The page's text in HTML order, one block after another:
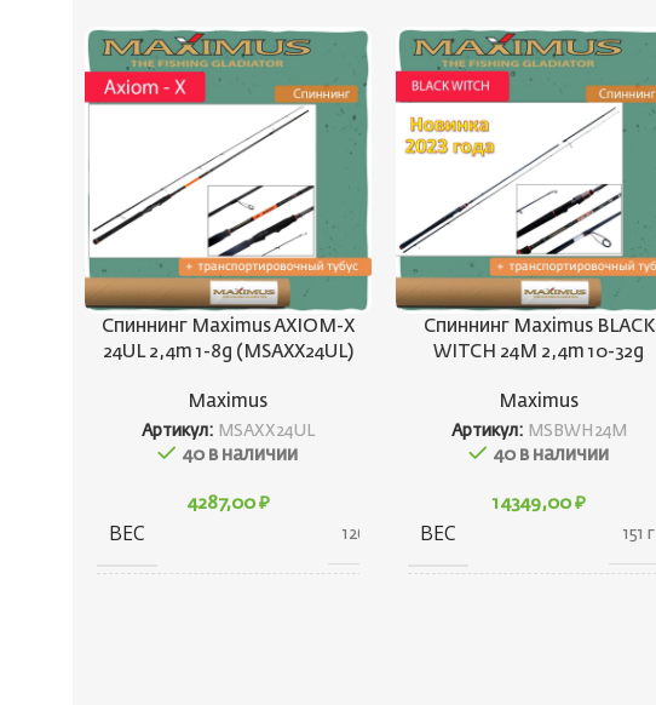
Спиннинг Maximus AXIOM-X
24UL 2,4m 1-8g (MSAXX24UL)
Maximus
Артикул: MSAXX24UL
40 в наличии
4287,00 ₽
ВЕС 126 г
Спиннинг Maximus BLACK
WITCH 24M 2,4m 10-32g
Maximus
Артикул: MSBWH24M
40 в наличии
14349,00 ₽
ВЕС 151 г